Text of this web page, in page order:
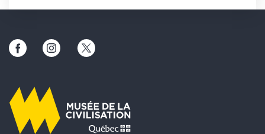
Ce lien ouvrira une nouvelle fenêtre
Ce lien ouvrira une nouvelle fenêtre
Ce lien ouvrira une nouvelle